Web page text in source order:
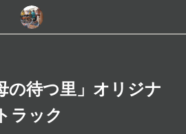
の待つ里」オリジナ
ラック